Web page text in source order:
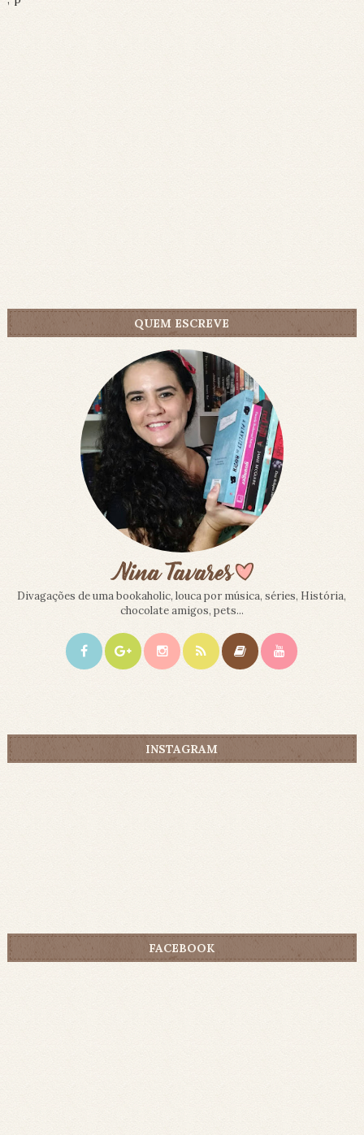
QUEM ESCREVE
Divagações de uma bookaholic, louca por música, séries, História,
chocolate amigos, pets...
INSTAGRAM
FACEBOOK